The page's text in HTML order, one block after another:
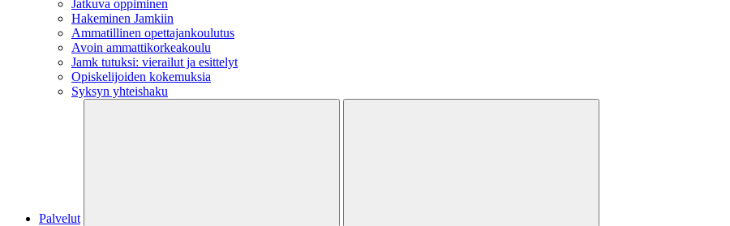
Jatkuva oppiminen
Hakeminen Jamkiin
Ammatillinen opettajankoulutus
Avoin ammattikorkeakoulu
Jamk tutuksi: vierailut ja esittelyt
Opiskelijoiden kokemuksia
Syksyn yhteishaku
Palvelut